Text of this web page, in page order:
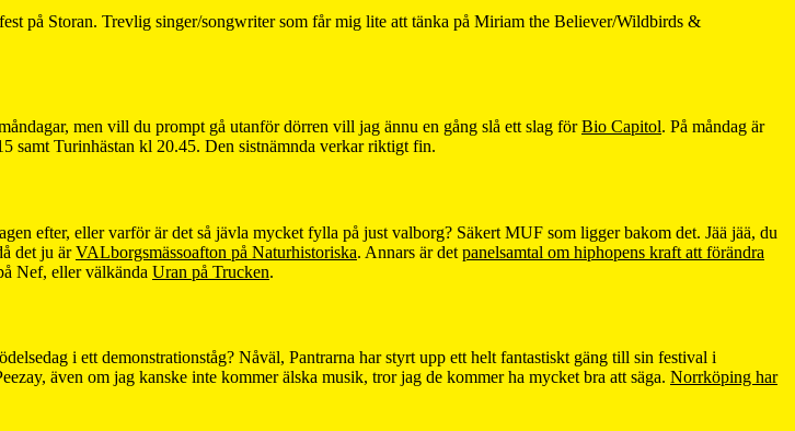
på Storan. Trevlig singer/songwriter som får mig lite att tänka på Miriam the Believer/Wildbirds &
men vill du prompt gå utanför dörren vill jag ännu en gång slå ett slag förBio Capitol. På måndag är
samt Turinhästan kl 20.45. Den sistnämnda verkar riktigt fin.
efter, eller varför är det så jävla mycket fylla på just valborg? Säkert MUF som ligger bakom det. Jää jää, du
det ju ärVALborgsmässoafton på Naturhistoriska. Annars är det panelsamtal om hiphopens kraft att förändra
Nef, eller välkända Uran på Trucken.
i ett demonstrationståg? Nåväl, Pantrarna har styrt upp ett helt fantastiskt gäng till sin festival i
även om jag kanske inte kommer älska musik, tror jag de kommer ha mycket bra att säga. Norrköping har